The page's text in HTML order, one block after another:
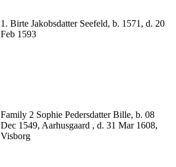
1. Birte Jakobsdatter Seefeld, b. 1571, d. 20
Feb 1593
Family 2 Sophie Pedersdatter Bille, b. 08
Dec 1549, Aarhusgaard , d. 31 Mar 1608,
Visborg